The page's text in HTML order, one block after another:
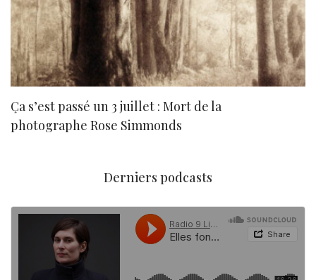
Ça s’est passé un 3 juillet : Mort de la
photographe Rose Simmonds
Derniers podcasts